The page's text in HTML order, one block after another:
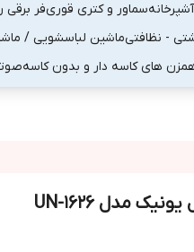
سماور و کتری قوریفر برقی
- نظافتیماشین لباسشویی /
های کاسه دار و بدون کاسه